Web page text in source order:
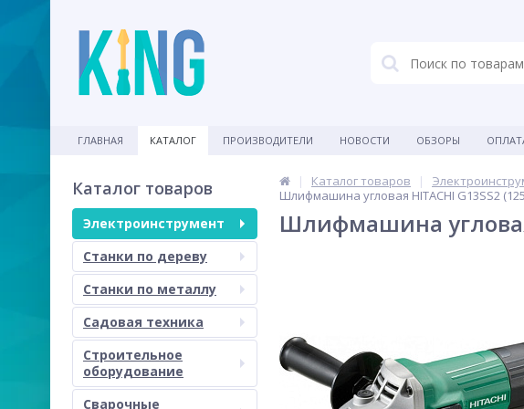
ГЛАВНАЯ КАТАЛОГ ПРОИЗВОДИТЕЛИ НОВОСТИ ОБЗОРЫ
Каталог товаров
Электроинструмент
Станки по дереву
Станки по металлу
Садовая техника
Строительное
оборудование
Сварочные
Каталог товаров
Шлифмашина угловая HITACHI G13SS2
Шлифмашина угловая